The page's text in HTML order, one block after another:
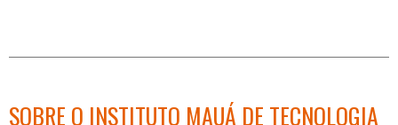
SOBRE O INSTITUTO MAUÁ DE TECNOLOGIA